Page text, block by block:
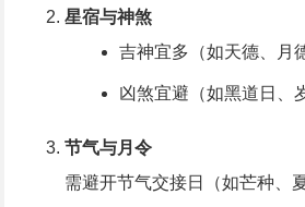
星宿与神煞
吉神宜多（如天德、月
凶煞宜避（如黑道日、
节气与月令
需避开节气交接日（如芒种、